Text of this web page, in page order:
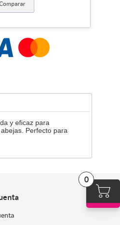
0
y eficaz para
Perfecto para